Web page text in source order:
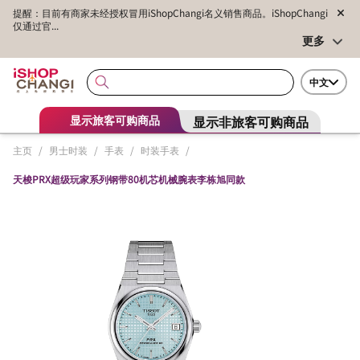
提醒：目前有商家未经授权冒用iShopChangi名义销售商品。iShopChangi
仅通过官...
更多
中文
显示旅客可购商品 显示非旅客可购商品
主页 / 男士时装 / 手表 / 时装手表 /
天梭PRX超级玩家系列钢带80机芯机械腕表李栋旭同款